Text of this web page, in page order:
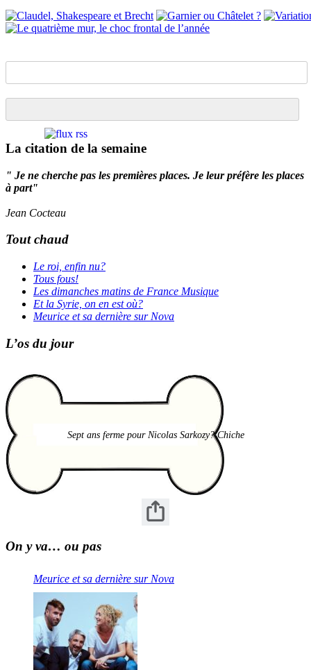
La citation de la semaine
" Je ne cherche pas les premières places. Je leur préfère les places
à part"
Jean Cocteau
Tout chaud
Le roi, enfin nu?
Tous fous!
Les dimanches matins de France Musique
Et la Syrie, on en est où?
Meurice et sa dernière sur Nova
L’os du jour
Sept ans ferme pour Nicolas Sarkozy? Chiche
On y va… ou pas
Meurice et sa dernière sur Nova